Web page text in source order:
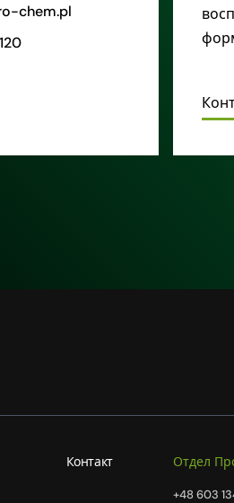
chem.pl
Контакт Отдел
+48 603